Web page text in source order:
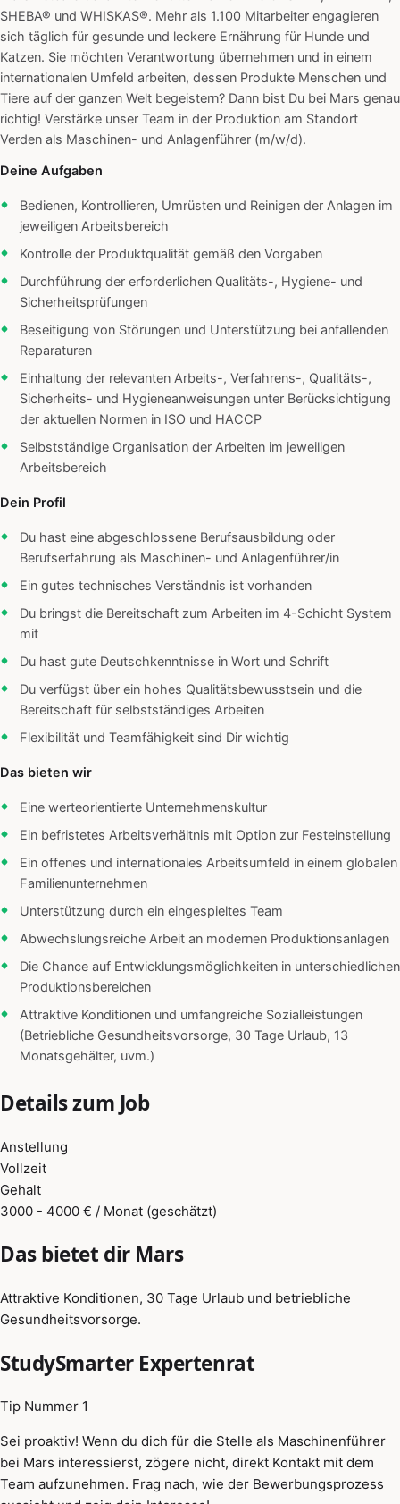
SHEBA® und WHISKAS®. Mehr als 1.100 Mitarbeiter engagieren
sich täglich für gesunde und leckere Ernährung für Hunde und
Katzen. Sie möchten Verantwortung übernehmen und in einem
internationalen Umfeld arbeiten, dessen Produkte Menschen und
Tiere auf der ganzen Welt begeistern? Dann bist Du bei Mars genau
richtig! Verstärke unser Team in der Produktion am Standort
Verden als Maschinen- und Anlagenführer (m/w/d).
Deine Aufgaben
Bedienen, Kontrollieren, Umrüsten und Reinigen der Anlagen im
jeweiligen Arbeitsbereich
Kontrolle der Produktqualität gemäß den Vorgaben
Durchführung der erforderlichen Qualitäts-, Hygiene- und
Sicherheitsprüfungen
Beseitigung von Störungen und Unterstützung bei anfallenden
Reparaturen
Einhaltung der relevanten Arbeits-, Verfahrens-, Qualitäts-,
Sicherheits- und Hygieneanweisungen unter Berücksichtigung
der aktuellen Normen in ISO und HACCP
Selbstständige Organisation der Arbeiten im jeweiligen
Arbeitsbereich
Dein Profil
Du hast eine abgeschlossene Berufsausbildung oder
Berufserfahrung als Maschinen- und Anlagenführer/in
Ein gutes technisches Verständnis ist vorhanden
Du bringst die Bereitschaft zum Arbeiten im 4-Schicht System
mit
Du hast gute Deutschkenntnisse in Wort und Schrift
Du verfügst über ein hohes Qualitätsbewusstsein und die
Bereitschaft für selbstständiges Arbeiten
Flexibilität und Teamfähigkeit sind Dir wichtig
Das bieten wir
Eine werteorientierte Unternehmenskultur
Ein befristetes Arbeitsverhältnis mit Option zur Festeinstellung
Ein offenes und internationales Arbeitsumfeld in einem globalen
Familienunternehmen
Unterstützung durch ein eingespieltes Team
Abwechslungsreiche Arbeit an modernen Produktionsanlagen
Die Chance auf Entwicklungsmöglichkeiten in unterschiedlichen
Produktionsbereichen
Attraktive Konditionen und umfangreiche Sozialleistungen
(Betriebliche Gesundheitsvorsorge, 30 Tage Urlaub, 13
Monatsgehälter, uvm.)
Details zum Job
Anstellung
Vollzeit
Gehalt
3000 - 4000 € / Monat (geschätzt)
Das bietet dir Mars
Attraktive Konditionen, 30 Tage Urlaub und betriebliche
Gesundheitsvorsorge.
StudySmarter Expertenrat
Tip Nummer 1
Sei proaktiv! Wenn du dich für die Stelle als Maschinenführer
bei Mars interessierst, zögere nicht, direkt Kontakt mit dem
Team aufzunehmen. Frag nach, wie der Bewerbungsprozess